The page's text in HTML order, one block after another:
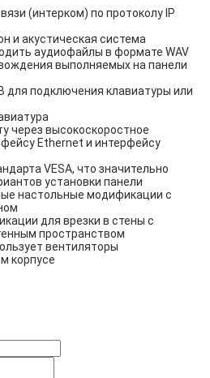
(интерком) по протоколу IP
и акустическая система
аудиофайлы в формате WAV
выполняемых на панели
для подключения клавиатуры или
через высокоскоростное
Ethernet и интерфейсу
VESA, что значительно
установки панели
настольные модификации с
для врезки в стены с
пространством
вентиляторы
корпусе